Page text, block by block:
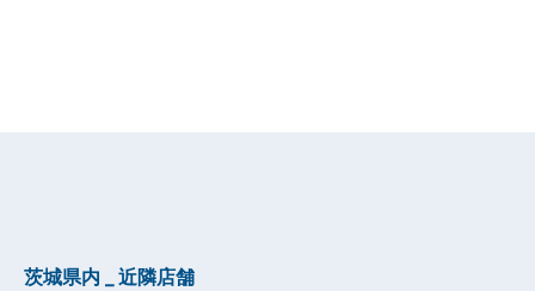
茨城県内 _ 近隣店舗